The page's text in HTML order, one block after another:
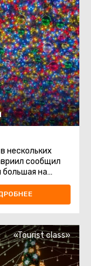
нескольких
сообщил
большая на
«Tourist class»